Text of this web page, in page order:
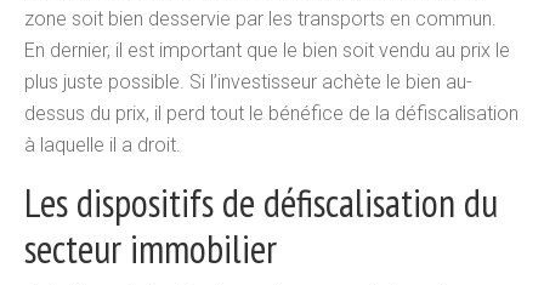
zone soit bien desservie par les transports en commun.
En dernier, il est important que le bien soit vendu au prix le
plus juste possible. Si l’investisseur achète le bien au-
dessus du prix, il perd tout le bénéfice de la défiscalisation
à laquelle il a droit.
Les dispositifs de défiscalisation du
secteur immobilier